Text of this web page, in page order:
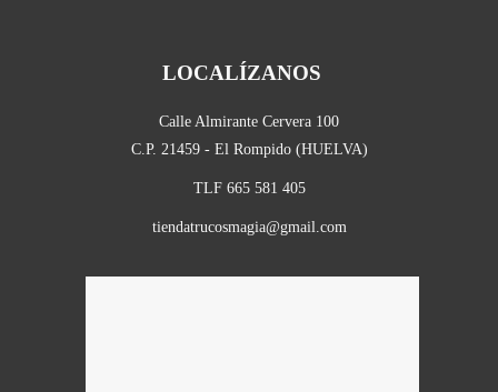
LOCALÍZANOS
Calle Almirante Cervera 100
C.P. 21459 - El Rompido (HUELVA)
TLF 665 581 405
tiendatrucosmagia@gmail.com